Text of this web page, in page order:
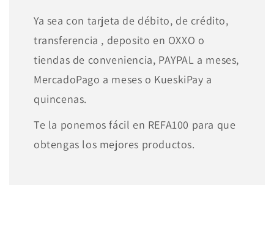
Ya sea con tarjeta de débito, de crédito,
transferencia , deposito en OXXO o
tiendas de conveniencia, PAYPAL a meses,
MercadoPago a meses o KueskiPay a
quincenas.
Te la ponemos fácil en REFA100 para que
obtengas los mejores productos.